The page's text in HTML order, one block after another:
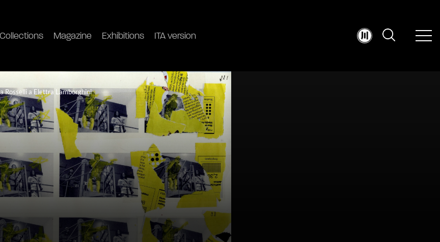
Collections Magazine Exhibitions ITA version
Rosselli a Elettra Lamborghini